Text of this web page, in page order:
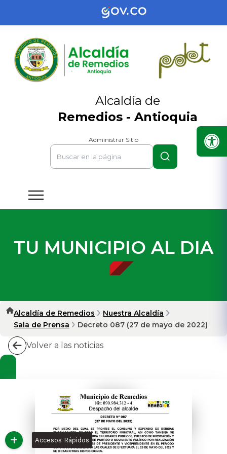
Alcaldía de
Remedios - Antioquia
Administrar Sitio
TU MUNICIPIO AL DIA
Alcaldía de Remedios
Nuestra Alcaldía
Sala de Prensa
Decreto 087 (27 de mayo de 2022)
Volver a las noticias
Accesos Rápidos